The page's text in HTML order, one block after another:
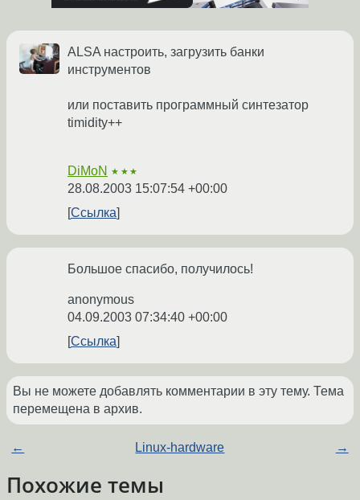
ALSA настроить, загрузить банки
инструментов
или поставить программный синтезатор
timidity++
DiMoN ★★★
28.08.2003 15:07:54 +00:00
Ссылка
Большое спасибо, получилось!
anonymous
04.09.2003 07:34:40 +00:00
Ссылка
Вы не можете добавлять комментарии в эту тему. Тема
перемещена в архив.
← Linux-hardware →
Похожие темы